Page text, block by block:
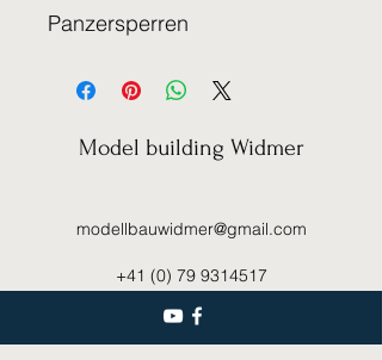
Panzersperren
Model building Widmer
modellbauwidmer@gmail.com
+41 (0) 79 9314517